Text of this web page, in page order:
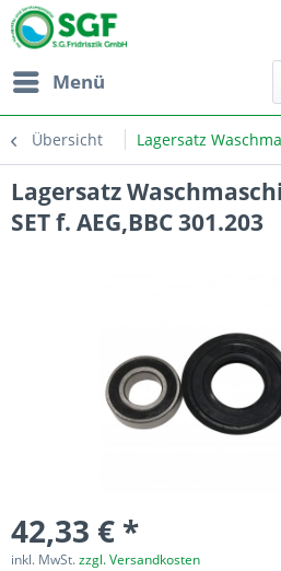
Menü
Übersicht Lagersatz
Lagersatz
SET f. AEG,BBC 301.203
42,33 € *
inkl. MwSt.zzgl. Versandkosten